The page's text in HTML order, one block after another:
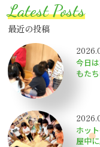
Latest Posts
最近の投稿
今日
もた
ホッ
屋中